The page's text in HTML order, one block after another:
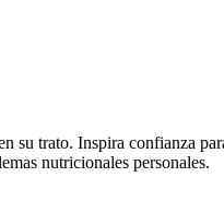
su trato. Inspira confianza
nutricionales personales.